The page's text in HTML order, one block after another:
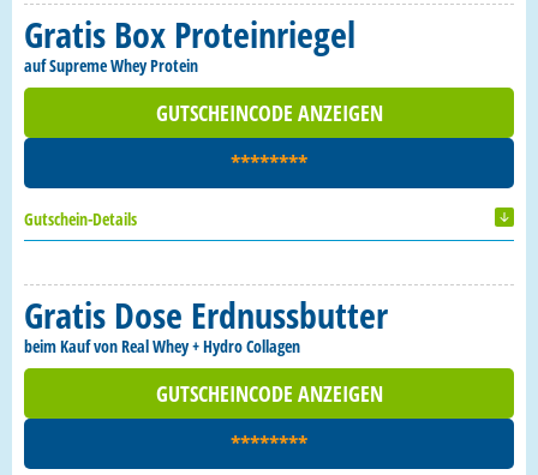
Gratis Box Proteinriegel
auf Supreme Whey Protein
GUTSCHEINCODE ANZEIGEN
********
Gutschein-Details
Gratis Dose Erdnussbutter
beim Kauf von Real Whey + Hydro Collagen
GUTSCHEINCODE ANZEIGEN
********